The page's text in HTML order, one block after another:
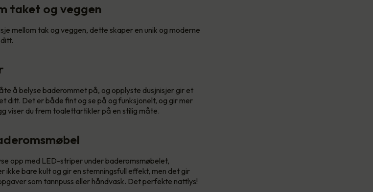
taket og veggen
mellom tak og veggen, dette skaper en unik og moderne
å belyse baderommet på, og opplyste dusjnisjer gir et
ditt. Det er både fint og se på og funksjonelt, og gir mer
viser du frem toalettartikler på en stilig måte.
opp med LED-striper under baderomsmøbelet,
ikke bare kult og gir en stemningsfull effekt, men det gir
som tannpuss eller håndvask. Det perfekte nattlys!